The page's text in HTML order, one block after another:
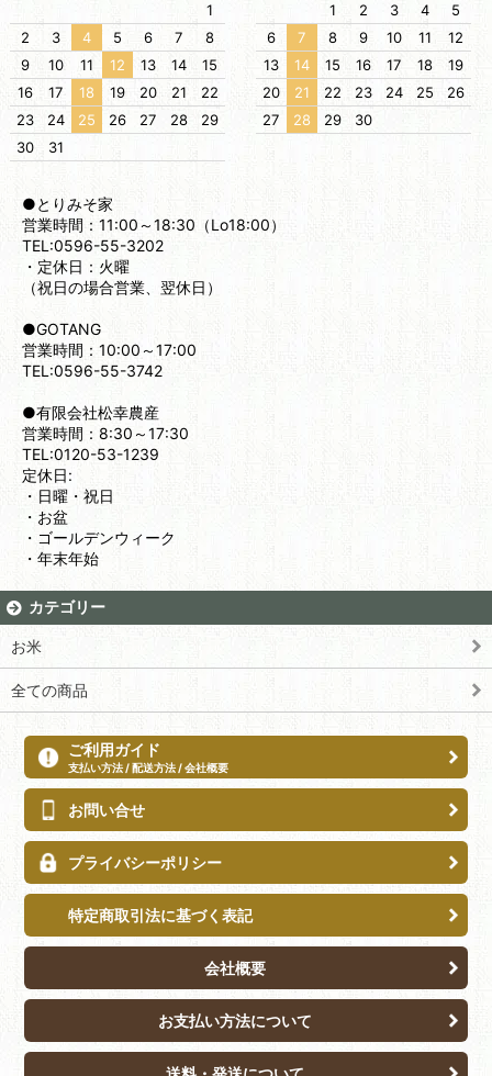
1
2
3 4 5 6 7
8
9
10 11 12 13 14
15
16
17 18 19 20 21
22
23
24 25 26 27 28
29
30
31
1
2 3 4
5
6
7 8 9 10 11
12
13
14 15 16 17 18
19
20
21 22 23 24 25
26
27
28 29 30
●とりみそ家
営業時間：11:00～18:30（Lo18:00）
TEL:0596-55-3202
・定休日：火曜
（祝日の場合営業、翌休日）
●GOTANG
営業時間：10:00～17:00
TEL:0596-55-3742
●有限会社松幸農産
営業時間：8:30～17:30
TEL:0120-53-1239
定休日:
・日曜・祝日
・お盆
・ゴールデンウィーク
・年末年始
カテゴリー
お米
全ての商品
ご利用ガイド
支払い方法 / 配送方法 / 会社概要
お問い合せ
プライバシーポリシー
特定商取引法に基づく表記
会社概要
お支払い方法について